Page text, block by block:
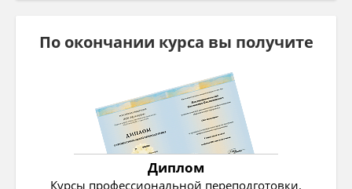
По окончании курса вы получите
Диплом
Курсы профессиональной переподготовки.